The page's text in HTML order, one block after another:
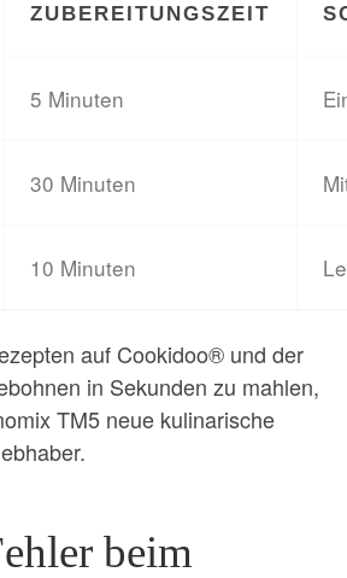
ZUBEREITUNGSZEIT
5 Minuten
30 Minuten
10 Minuten
auf Cookidoo® und der
in Sekunden zu mahlen,
TM5 neue kulinarische
beim